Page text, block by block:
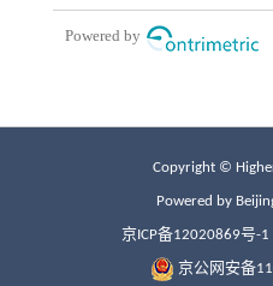
Copyright ©
Powered by
京ICP备12020869号-1
京公网安备